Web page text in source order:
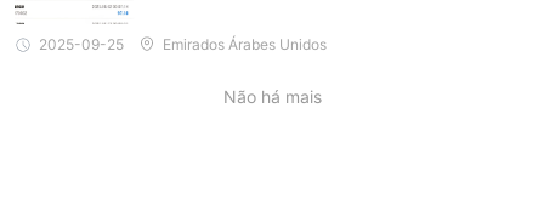
2025-09-25 Emirados Árabes Unidos
Não há mais